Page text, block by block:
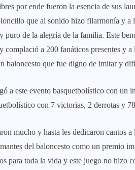
por ende fueron la esencia de sus
que al sonido hizo filarmonía y
puro de la alegría de la familia. Este
a 200 fanáticos presentes y a
baloncesto que fue digno de imitar y
a este evento basquetbolístico con un
con 7 victorias, 2 derrotas y
mucho y hasta les dedicaron cantos
del baloncesto como un premio
para toda la vida y este juego no hizo